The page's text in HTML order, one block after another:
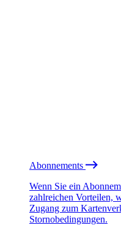
Abonnements
Wenn Sie ein
zahlreichen Vorteilen,
Zugang zum
Stornobedingungen.